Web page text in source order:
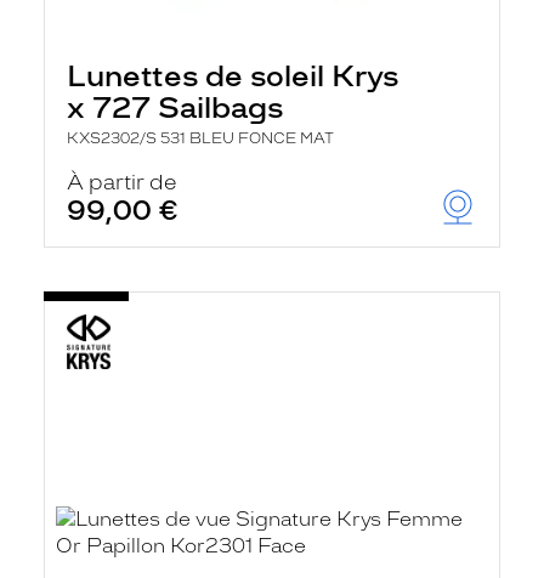
Lunettes de soleil Krys
x 727 Sailbags
KXS2302/S 531 BLEU FONCE MAT
À partir de
99,00 €